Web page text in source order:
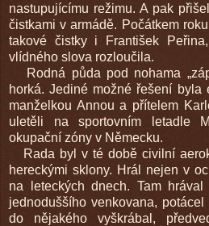
nastupujícímu režimu. A pak
čistkami v armádě. Počátkem
takové čistky i František
vlídného slova rozloučila.
Rodná půda pod nohama
horká. Jediné možné řešení byla
manželkou Annou a přítelem
uletěli na sportovním letadle
okupační zóny v Německu.
Rada byl v té době civilní
hereckými sklony. Hrál nejen v
na leteckých dnech. Tam
jednoduššího venkovana,
do nějakého vyškrábal,